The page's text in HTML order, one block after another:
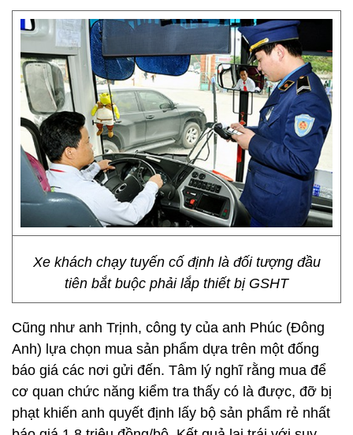
Xe khách chạy tuyến cố định là đối tượng đầu
tiên bắt buộc phải lắp thiết bị GSHT
Cũng như anh Trịnh, công ty của anh Phúc (Đông
Anh) lựa chọn mua sản phẩm dựa trên một đống
báo giá các nơi gửi đến. Tâm lý nghĩ rằng mua để
cơ quan chức năng kiểm tra thấy có là được, đỡ bị
phạt khiến anh quyết định lấy bộ sản phẩm rẻ nhất